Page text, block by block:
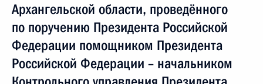
Архангельской области, проведённого
по поручению Президента Российской
Федерации помощником Президента
Российской Федерации – начальником